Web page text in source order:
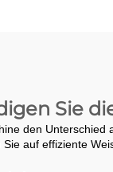
Sie
den
auf effiziente